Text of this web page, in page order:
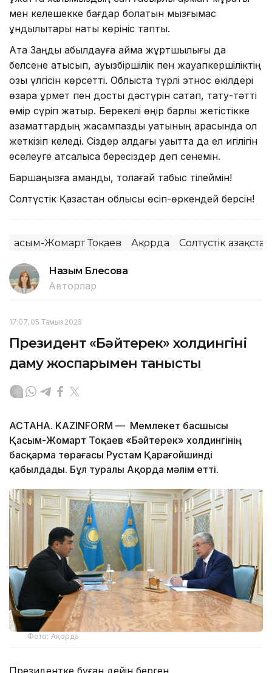
мен келешекке бағдар болатын мызғымас
құндылықтары нақты көрініс тапты.
Ата Заңды қабылдауға аймақ жұртшылығы да
белсене қатысып, ауызбіршілік пен жауапкершіліктің
озық үлгісін көрсетті. Облыста түрлі этнос өкілдері
өзара құрмет пен достық дәстүрін сақтап, тату-тәтті
өмір сүріп жатыр. Берекелі өңір барлық жетістікке
азаматтардың жасампаздық қуатының арқасында қол
жеткізіп келеді. Сіздер алдағы уақытта да ел игілігін
еселеуге атсалыса бересіздер деп сенемін.
Баршаңызға амандық, толағай табыс тілеймін!
Солтүстік Қазақстан облысы өсіп-өркендей берсін!
Қасым-Жомарт Тоқаев Ақорда Солтүстік
Назым Бөлесова
Авторлар
17:07, 05 Тамыз 2026
Президент «Бәйтерек» холдингінің
даму жоспарымен танысты
АСТАНА. KAZINFORM — Мемлекет басшысы
Қасым-Жомарт Тоқаев «Бәйтерек» холдингінің
басқарма төрағасы Рустам Қарағойшинді
қабылдады. Бұл туралы Ақорда мәлім етті.
Фото: Ақорда